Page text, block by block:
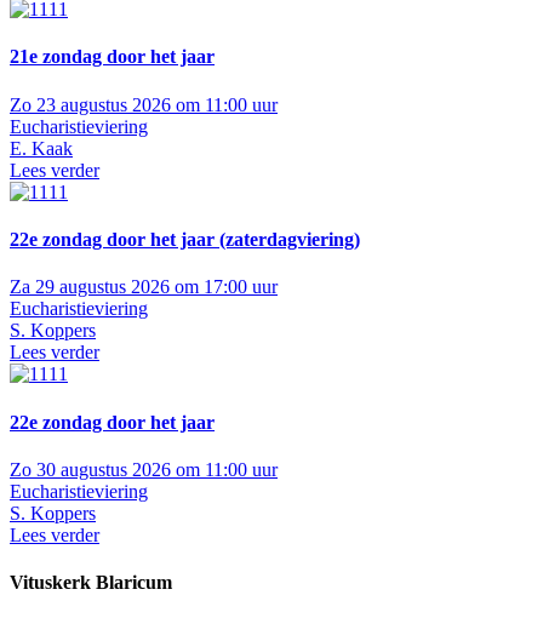
21e zondag door het jaar
Zo 23 augustus 2026 om 11:00 uur
Eucharistieviering
E. Kaak
Lees verder
22e zondag door het jaar (zaterdagviering)
Za 29 augustus 2026 om 17:00 uur
Eucharistieviering
S. Koppers
Lees verder
22e zondag door het jaar
Zo 30 augustus 2026 om 11:00 uur
Eucharistieviering
S. Koppers
Lees verder
Vituskerk Blaricum